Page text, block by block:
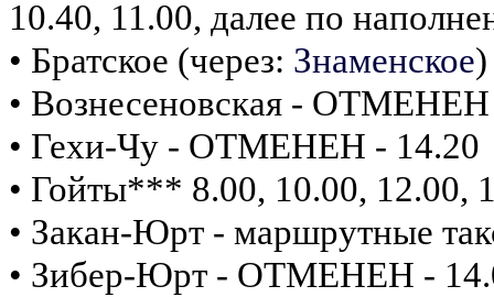
10.40, 11.00, далее по
• Братское (через: Знаменское
• Вознесеновская -
• Гехи-Чу - ОТМЕНЕН - 14.20
• Гойты*** 8.00, 10.00, 12.00,
• Закан-Юрт - маршрутные
• Зибер-Юрт - ОТМЕНЕН -